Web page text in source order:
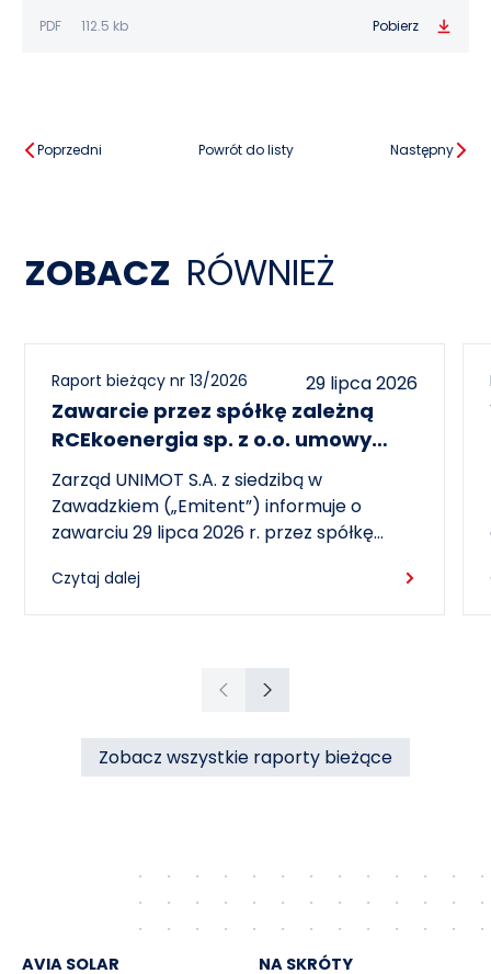
PDF 112.5 kb Pobierz
Poprzedni Powrót do listy Następny
ZOBACZ RÓWNIEŻ
Raport bieżący nr 13/2026 29 lipca 2026
Zawarcie przez spółkę zależną
RCEkoenergia sp. z o.o. umowy
wieloletniej na sprzedaż ciepła do
miasta Czechowice-Dziedzice
Zarząd UNIMOT S.A. z siedzibą w
Zawadzkiem („Emitent”) informuje o
zawarciu 29 lipca 2026 r. przez spółkę
wieloletniej umowy sprzedaży ciepła z
Przedsiębiorstwem Inżynierii Miejskiej sp. z
Dziedzicach („PIM”), dotyczącej sprzedaży
ciepła do miasta Czechowice-Dziedzice
Czytaj dalej
PoprzedniNastępny
Zobacz wszystkie raporty bieżące
AVIA SOLAR NA SKRÓTY